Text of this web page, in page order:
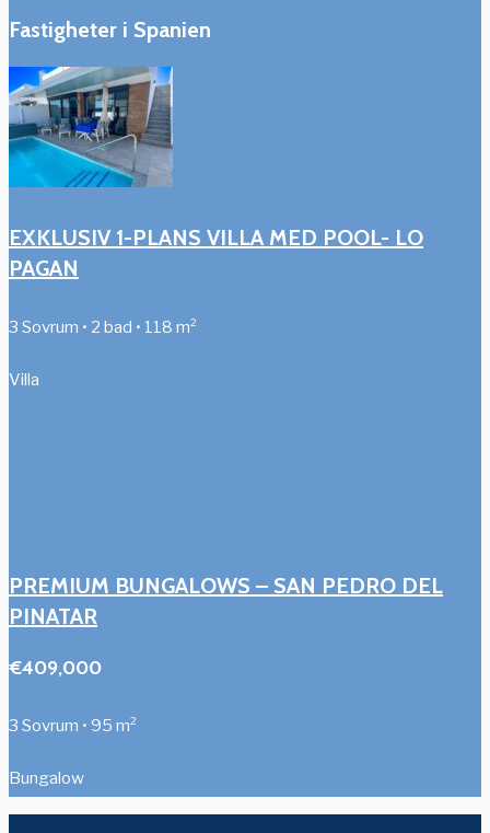
Fastigheter i Spanien
EXKLUSIV 1-PLANS VILLA MED POOL- LO
PAGAN
3 Sovrum • 2 bad • 118 m²
Villa
PREMIUM BUNGALOWS – SAN PEDRO DEL
PINATAR
€409,000
3 Sovrum • 95 m²
Bungalow